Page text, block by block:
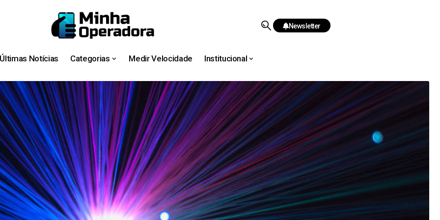
Newsletter
Últimas Notícias Categorias Medir Velocidade Institucional